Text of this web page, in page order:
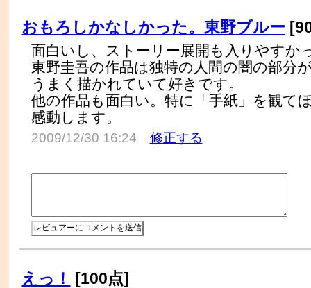
おもろしかなしかった。東野ブルー
面白いし、ストーリー展開も入りやすか
東野圭吾の作品は独特の人間の闇の部分
うまく描かれていて好きです。
他の作品も面白い。特に「手紙」を観て
感動します。
2009/12/30 16:24 修正する
えっ！ [100点]